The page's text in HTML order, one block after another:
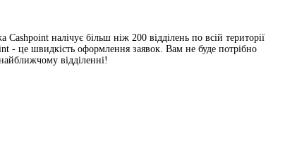
налічує більш ніж 200 відділень по всій території
- це швидкість оформлення заявок. Вам не буде потрібно
відділенні!